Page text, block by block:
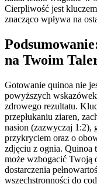
Cierpliwość jest
znacząco wpływa na
na Twoim
Gotowanie quinoa nie
powyższych
zdrowego rezultatu.
przepłukaniu ziaren,
nasion (zazwyczaj 1:2),
przykryciem oraz o
zdjęciu z ognia.
może wzbogacić Twoją
dostarczenia
wszechstronności do